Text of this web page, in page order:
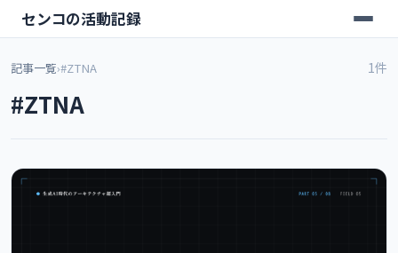
センコの活動記録
記事一覧›#ZTNA
#ZTNA
1件